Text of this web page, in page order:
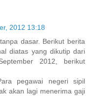
2012 13:18
dasar. Berikut berita
diatas yang dikutip dari
2012, berikut
pegawai negeri sipil
akan lagi menerima gaji